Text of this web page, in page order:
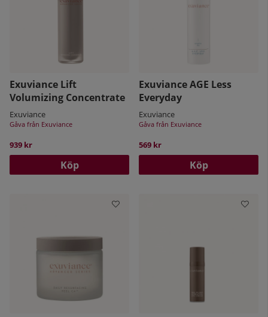
Exuviance Lift
Volumizing Concentrate
Exuviance
Gåva från Exuviance
939 kr
Köp
Exuviance AGE Less
Everyday
Exuviance
Gåva från Exuviance
569 kr
Köp